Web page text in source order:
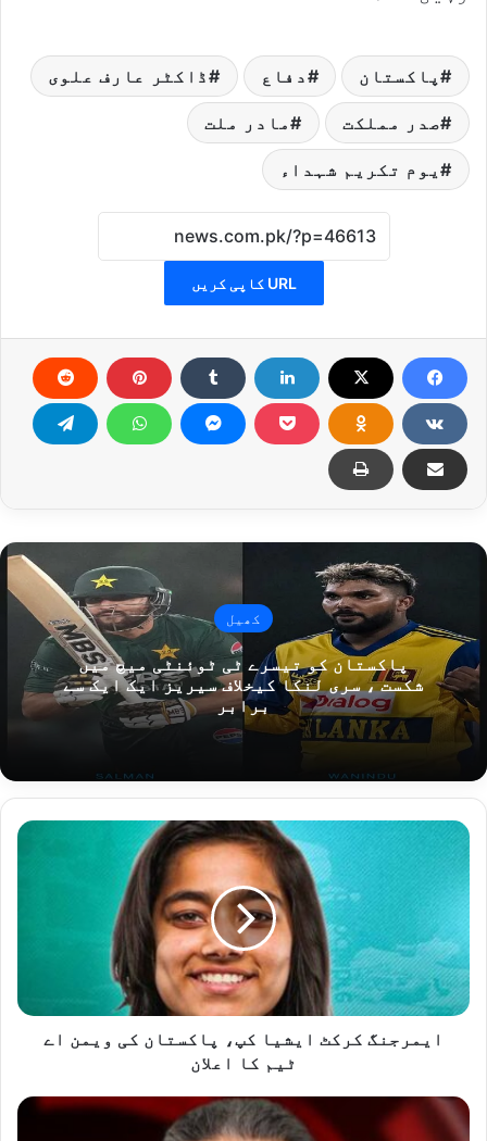
پاکستان دفاع ڈاکٹر عارف علوی
صدر مملکت مادر ملت
یوم تکریم شہداء
URL کاپی کریں
کھیل
پاکستان کو تیسرے ٹی ٹوئنٹی میچ میں
شکست ، سری لنکا کیخلاف سیریز ایک ایک سے
برابر
ایمرجنگ
کرکٹ
پاکستان
کی
ویمن
اے
ٹیم
ایمرجنگ کرکٹ ایشیا کپ، پاکستان کی ویمن اے
ٹیم کا اعلان
سینئر
صحافی